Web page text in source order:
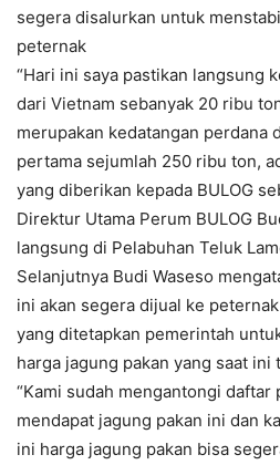
segera disalurkan untuk
peternak
“Hari ini saya pastikan langsung
dari Vietnam sebanyak 20 ribu
merupakan kedatangan perdana
pertama sejumlah 250 ribu ton,
yang diberikan kepada BULOG
Direktur Utama Perum BULOG
langsung di Pelabuhan Teluk
Selanjutnya Budi Waseso
ini akan segera dijual ke
yang ditetapkan pemerintah
harga jagung pakan yang saat ini
“Kami sudah mengantongi daftar
mendapat jagung pakan ini dan
ini harga jagung pakan bisa